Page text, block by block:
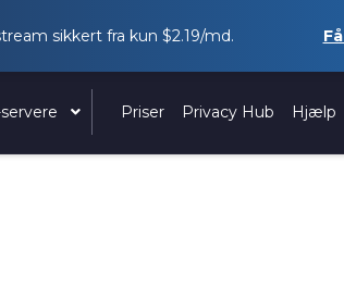
sikkert fra kun $2.19/md. Få
Priser Privacy Hub Hjælp